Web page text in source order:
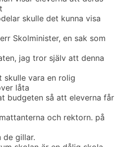
skulle det kunna visa
Skolminister, en sak som
jag tror själv att denna
skulle vara en rolig
låta
budgeten så att eleverna får
och rektorn. på
de gillar.